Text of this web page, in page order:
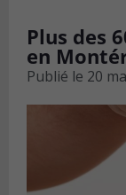
Plus des
en
Publié le 20